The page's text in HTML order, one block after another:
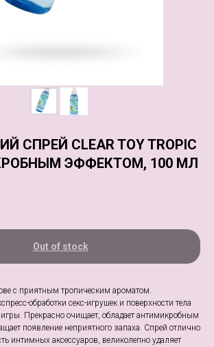
CLEAR TOY TROPIC
ЭФФЕКТОМ, 100 МЛ
Out of stock
с приятным тропическим ароматом.
обработки секс-игрушек и поверхности тела
Прекрасно очищает, обладает антимикробным
появление неприятного запаха. Спрей отлично
интимных аксессуаров, великолепно удаляет